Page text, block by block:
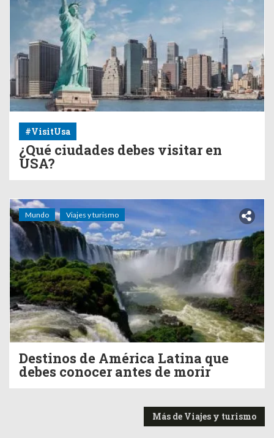
#VisitUsa
¿Qué ciudades debes visitar en
USA?
Mundo Viajes y turismo
Destinos de América Latina que
debes conocer antes de morir
Más de Viajes y turismo